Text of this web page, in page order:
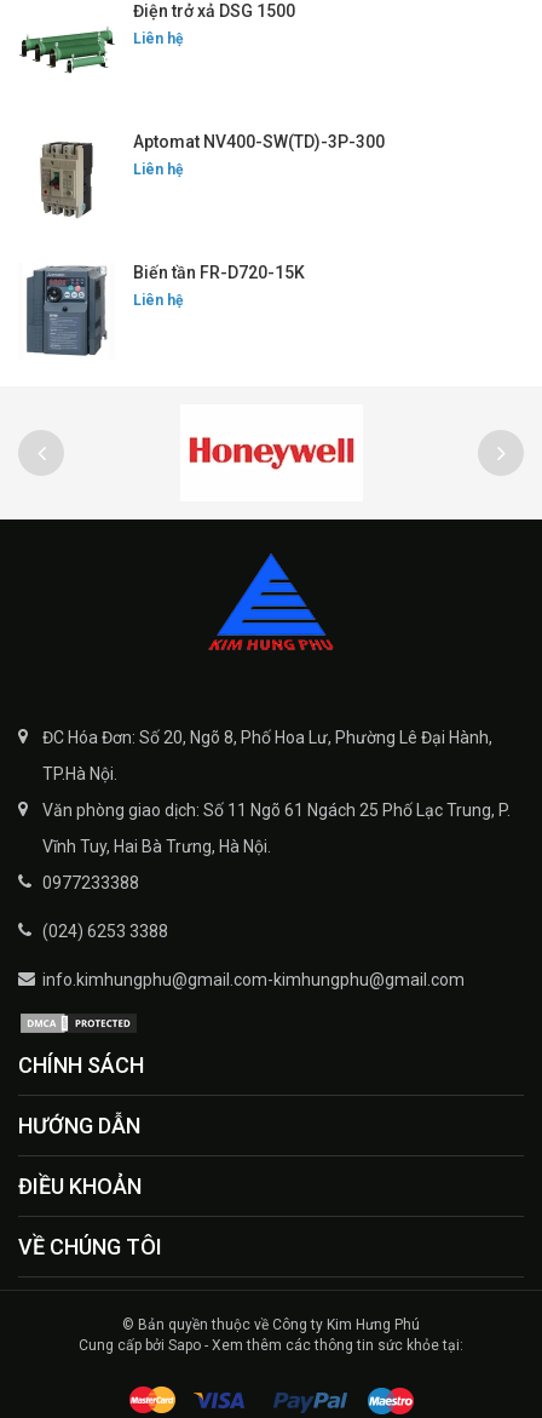
Điện trở xả DSG 1500
Liên hệ
Aptomat NV400-SW(TD)-3P-300
Liên hệ
Biến tần FR-D720-15K
Liên hệ
ĐC Hóa Đơn: Số 20, Ngõ 8, Phố Hoa Lư, Phường Lê Đại Hành,
TP.Hà Nội.
Văn phòng giao dịch: Số 11 Ngõ 61 Ngách 25 Phố Lạc Trung, P.
Vĩnh Tuy, Hai Bà Trưng, Hà Nội.
0977233388
(024) 6253 3388
info.kimhungphu@gmail.com-kimhungphu@gmail.com
CHÍNH SÁCH
HƯỚNG DẪN
ĐIỀU KHOẢN
VỀ CHÚNG TÔI
© Bản quyền thuộc về Công ty Kim Hưng Phú
Cung cấp bởi Sapo - Xem thêm các thông tin sức khỏe tại: